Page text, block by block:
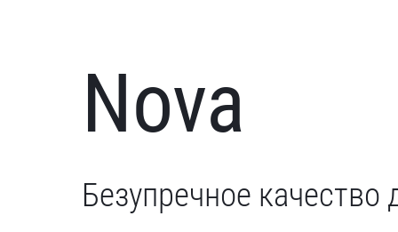
Nova
Безупречное